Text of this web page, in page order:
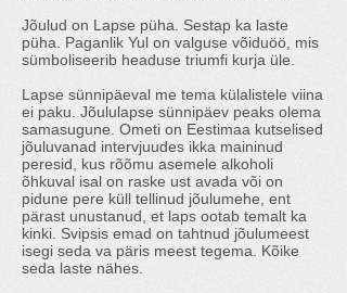
Jõulud on Lapse püha. Sestap ka laste
püha. Paganlik Yul on valguse võiduöö, mis
sümboliseerib headuse triumfi kurja üle.
Lapse sünnipäeval me tema külalistele viina
ei paku. Jõululapse sünnipäev peaks olema
samasugune. Ometi on Eestimaa kutselised
jõuluvanad intervjuudes ikka maininud
peresid, kus rõõmu asemele alkoholi
õhkuval isal on raske ust avada või on
pidune pere küll tellinud jõulumehe, ent
pärast unustanud, et laps ootab temalt ka
kinki. Svipsis emad on tahtnud jõulumeest
isegi seda va päris meest tegema. Kõike
seda laste nähes.